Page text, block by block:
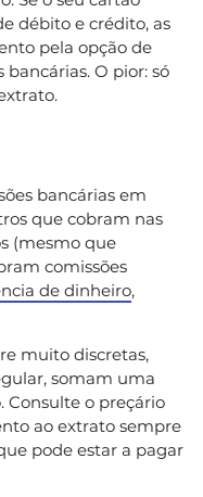
débito e crédito, as
pela opção de
O pior: só
bancárias em
que cobram nas
(mesmo que
comissões
de dinheiro,
muito discretas,
somam uma
Consulte o preçário
ao extrato sempre
pode estar a pagar